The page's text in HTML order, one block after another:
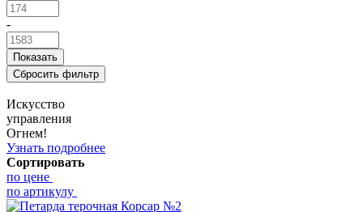
-
Искусство
управления
Огнем!
Узнать подробнее
Сортировать
по цене
по артикулу